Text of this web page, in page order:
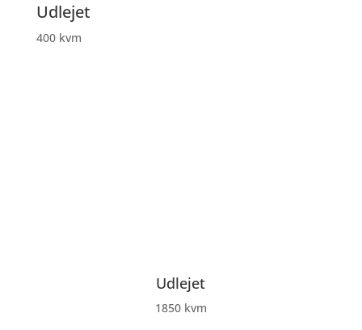
Udlejet
400 kvm
Udlejet
1850 kvm